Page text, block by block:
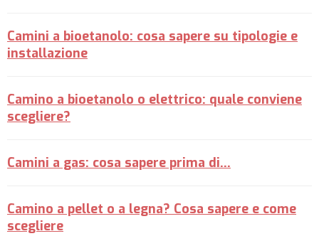
Camini a bioetanolo: cosa sapere su tipologie e
installazione
Camino a bioetanolo o elettrico: quale conviene
scegliere?
Camini a gas: cosa sapere prima di...
Camino a pellet o a legna? Cosa sapere e come
scegliere